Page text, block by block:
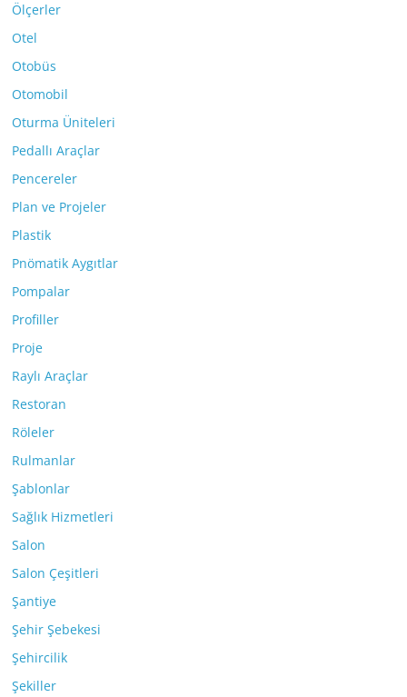
Ölçerler
Otel
Otobüs
Otomobil
Oturma Üniteleri
Pedallı Araçlar
Pencereler
Plan ve Projeler
Plastik
Pnömatik Aygıtlar
Pompalar
Profiller
Proje
Raylı Araçlar
Restoran
Röleler
Rulmanlar
Şablonlar
Sağlık Hizmetleri
Salon
Salon Çeşitleri
Şantiye
Şehir Şebekesi
Şehircilik
Şekiller